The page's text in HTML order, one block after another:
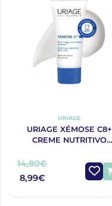
URIAGE
URIAGE XÉMOSE C8+
CREME NUTRITIVO
14,80€
8,99€